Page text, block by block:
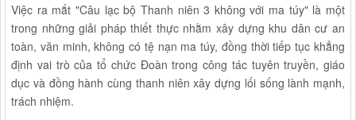
Việc ra mắt "Câu lạc bộ Thanh niên 3 không với ma túy" là một
trong những giải pháp thiết thực nhằm xây dựng khu dân cư an
toàn, văn minh, không có tệ nạn ma túy, đồng thời tiếp tục khẳng
định vai trò của tổ chức Đoàn trong công tác tuyên truyền, giáo
dục và đồng hành cùng thanh niên xây dựng lối sống lành mạnh,
trách nhiệm.